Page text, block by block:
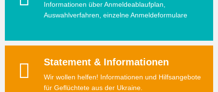
Informationen über Anmeldeablaufplan,
Auswahlverfahren, einzelne Anmeldeformulare
Statement & Informationen
Wir wollen helfen! Informationen und Hilfsangebote
für Geflüchtete aus der Ukraine.